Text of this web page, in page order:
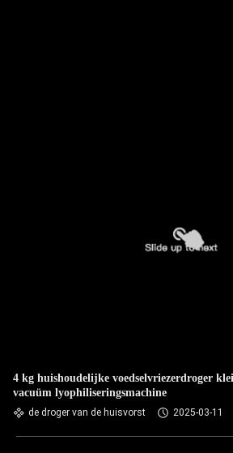
4 kg huishoudelijke voedselvriezerdroger
vacuüm lyophiliseringsmachine
de droger van de huisvorst 2025-03-11